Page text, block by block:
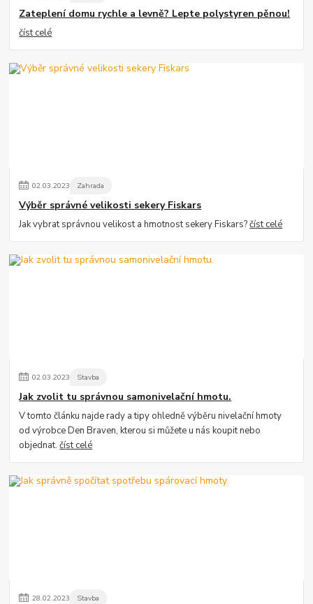
Zateplení domu rychle a levně? Lepte polystyren pěnou!
číst celé
02.03.2023 Zahrada
Výběr správné velikosti sekery Fiskars
Jak vybrat správnou velikost a hmotnost sekery Fiskars?číst celé
02.03.2023 Stavba
Jak zvolit tu správnou samonivelační hmotu.
V tomto článku najde rady a tipy ohledně výběru nivelační hmoty
od výrobce Den Braven, kterou si můžete u nás koupit nebo
objednat.číst celé
28.02.2023 Stavba